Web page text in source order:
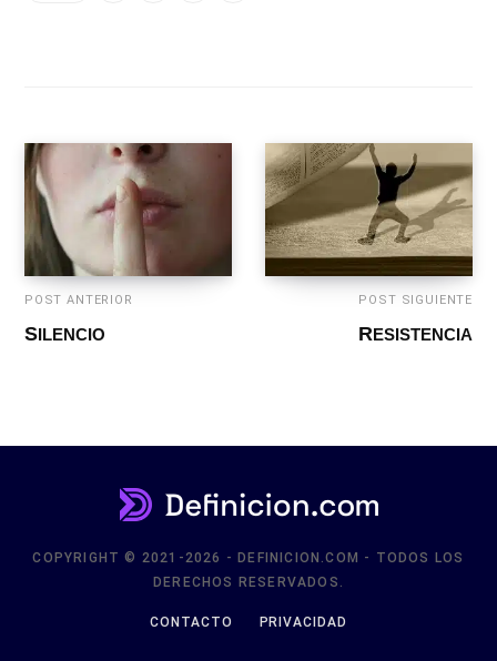
POST ANTERIOR
SILENCIO
POST SIGUIENTE
RESISTENCIA
COPYRIGHT © 2021-2026 - DEFINICION.COM - TODOS LOS
DERECHOS RESERVADOS.
CONTACTO PRIVACIDAD